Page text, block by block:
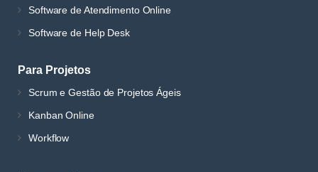
Software de Atendimento Online
Software de Help Desk
Para Projetos
Scrum e Gestão de Projetos Ágeis
Kanban Online
Workflow